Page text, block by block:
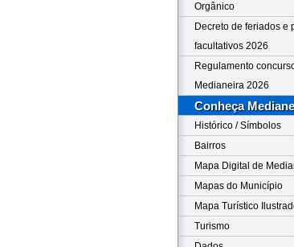
Orgânico
Decreto de feriados e
facultativos 2026
Regulamento
Medianeira 2026
Conheça
Histórico / Símbolos
Bairros
Mapa Digital de
Mapas do Município
Mapa Turístico
Turismo